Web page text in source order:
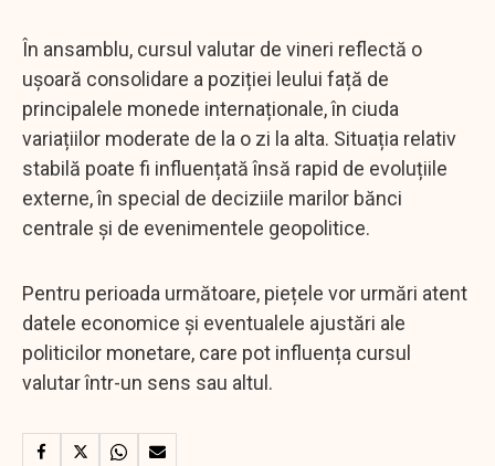
În ansamblu, cursul valutar de vineri reflectă o
ușoară consolidare a poziției leului față de
principalele monede internaționale, în ciuda
variațiilor moderate de la o zi la alta. Situația relativ
stabilă poate fi influențată însă rapid de evoluțiile
externe, în special de deciziile marilor bănci
centrale și de evenimentele geopolitice.
Pentru perioada următoare, piețele vor urmări atent
datele economice și eventualele ajustări ale
politicilor monetare, care pot influența cursul
valutar într-un sens sau altul.